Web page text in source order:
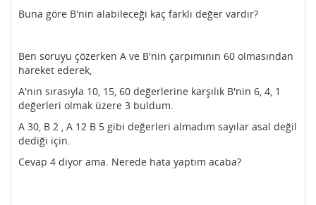
Buna göre B'nin alabileceği kaç farklı değer vardır?
Ben soruyu çözerken A ve B'nin çarpımının 60 olmasından
hareket ederek,
A'nın sırasıyla 10, 15, 60 değerlerine karşılık B'nin 6, 4, 1
değerleri olmak üzere 3 buldum.
A 30, B 2 , A 12 B 5 gibi değerleri almadım sayılar asal değil
dediği için.
Cevap 4 diyor ama. Nerede hata yaptım acaba?